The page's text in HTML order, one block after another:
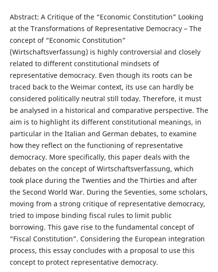
Abstract: A Critique of the “Economic Constitution” Looking
at the Transformations of Representative Democracy – The
concept of “Economic Constitution”
(Wirtschaftsverfassung) is highly controversial and closely
related to different constitutional mindsets of
representative democracy. Even though its roots can be
traced back to the Weimar context, its use can hardly be
considered politically neutral still today. Therefore, it must
be analysed in a historical and comparative perspective. The
aim is to highlight its different constitutional meanings, in
particular in the Italian and German debates, to examine
how they reflect on the functioning of representative
democracy. More specifically, this paper deals with the
debates on the concept of Wirtschaftsverfassung, which
took place during the Twenties and the Thirties and after
the Second World War. During the Seventies, some scholars,
moving from a strong critique of representative democracy,
tried to impose binding fiscal rules to limit public
borrowing. This gave rise to the fundamental concept of
“Fiscal Constitution”. Considering the European integration
process, this essay concludes with a proposal to use this
concept to protect representative democracy.